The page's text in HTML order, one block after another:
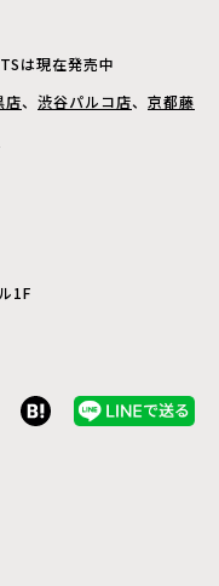
は現在発売中
店、 渋谷パルコ店、 京都藤
1F